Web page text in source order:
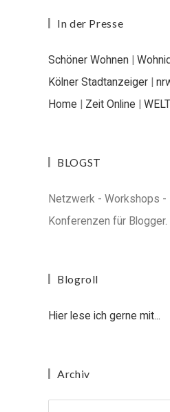
In der Presse
Schöner Wohnen |
Kölner Stadtanzeiger |
Home | Zeit Online |
BLOGST
Netzwerk - Workshops -
Konferenzen für Blogger.
Blogroll
Hier lese ich gerne mit...
Archiv